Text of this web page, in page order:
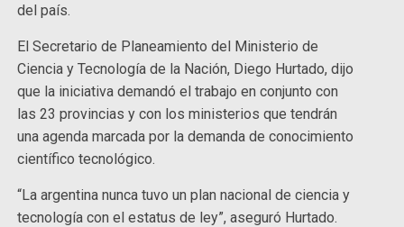
del país.
El Secretario de Planeamiento del Ministerio de
Ciencia y Tecnología de la Nación, Diego Hurtado, dijo
que la iniciativa demandó el trabajo en conjunto con
las 23 provincias y con los ministerios que tendrán
una agenda marcada por la demanda de conocimiento
científico tecnológico.
“La argentina nunca tuvo un plan nacional de ciencia y
tecnología con el estatus de ley”, aseguró Hurtado.